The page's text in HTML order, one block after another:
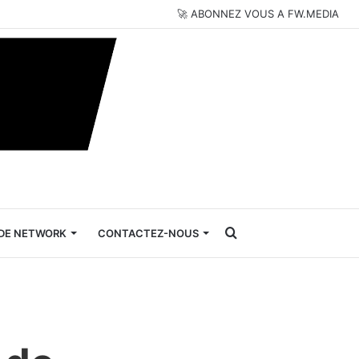
🚀 ABONNEZ VOUS A FW.MEDIA
NETWORK CONTACTEZ-NOUS Rechercher